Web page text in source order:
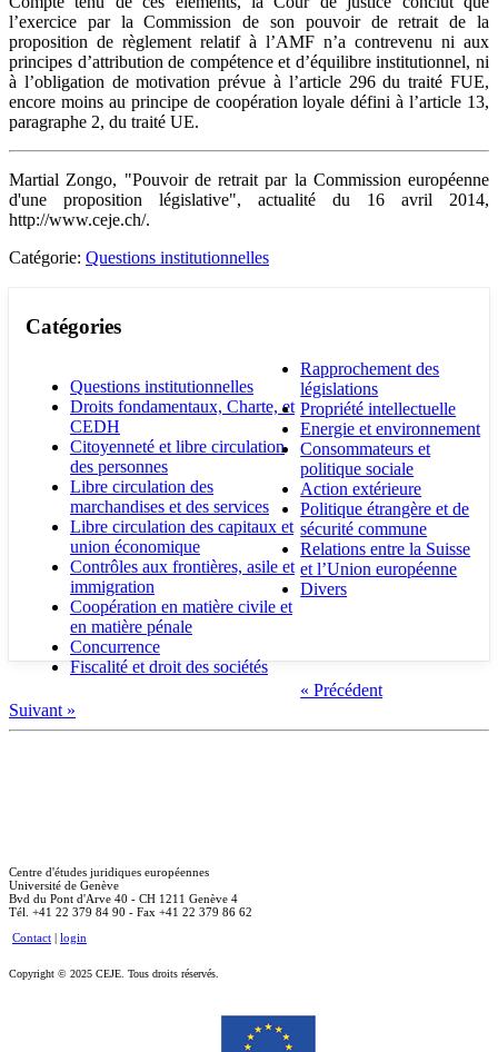
l’exercice par la Commission de son pouvoir de retrait de la
proposition de règlement relatif à l’AMF n’a contrevenu ni aux
principes d’attribution de compétence et d’équilibre institutionnel, ni
à l’obligation de motivation prévue à l’article 296 du traité FUE,
encore moins au principe de coopération loyale défini à l’article 13,
paragraphe 2, du traité UE.
Martial Zongo, "Pouvoir de retrait par la Commission européenne
d'une proposition législative", actualité du 16 avril 2014,
http://www.ceje.ch/.
Catégorie: Questions institutionnelles
Catégories
Questions institutionnelles
Droits fondamentaux, Charte, et
CEDH
Citoyenneté et libre circulation
des personnes
Libre circulation des
marchandises et des services
Libre circulation des capitaux et
union économique
Contrôles aux frontières, asile et
immigration
Coopération en matière civile et
en matière pénale
Concurrence
Fiscalité et droit des sociétés
Rapprochement des
législations
Propriété intellectuelle
Energie et environnement
Consommateurs et
politique sociale
Action extérieure
Politique étrangère et de
sécurité commune
Relations entre la Suisse
et l’Union européenne
Divers
« Précédent
Suivant »
Centre d'études juridiques européennes
Université de Genève
Bvd du Pont d'Arve 40 - CH 1211 Genève 4
Tél. +41 22 379 84 90 - Fax +41 22 379 86 62
Contact
login
Copyright © 2025 CEJE. Tous droits réservés.